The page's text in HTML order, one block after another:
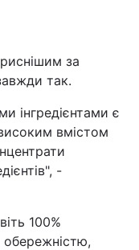
за
так.
інгредієнтами є
вмістом
-
100%
обережністю,